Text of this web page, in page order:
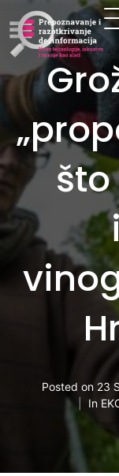
Posted on 23
In